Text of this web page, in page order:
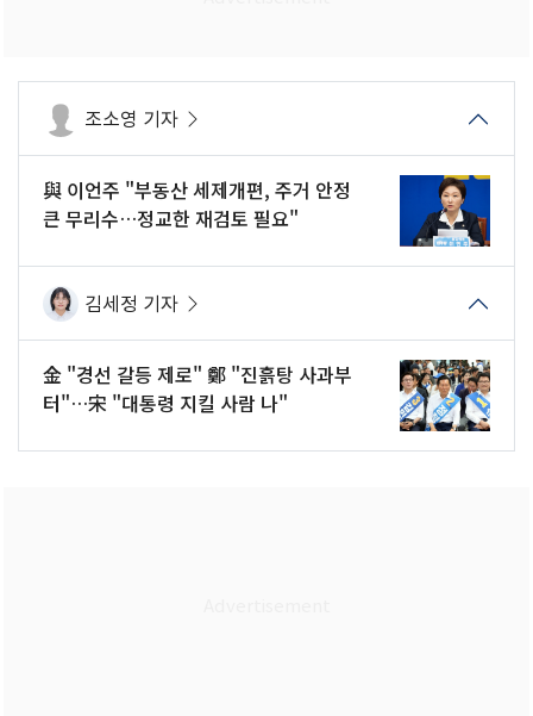
조소영 기자
與 이언주 "부동산 세제개편, 주거 안정
큰 무리수…정교한 재검토 필요"
김세정 기자
金 "경선 갈등 제로" 鄭 "진흙탕 사과부
터"…宋 "대통령 지킬 사람 나"